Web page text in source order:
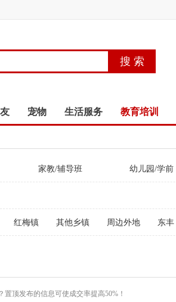
宠物 生活服务 教育培训
家教/辅导班 幼儿园/学前
红梅镇 其他乡镇 周边外地 东丰
置顶发布的信息可使成交率提高50%！